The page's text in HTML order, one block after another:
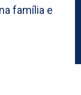
família e